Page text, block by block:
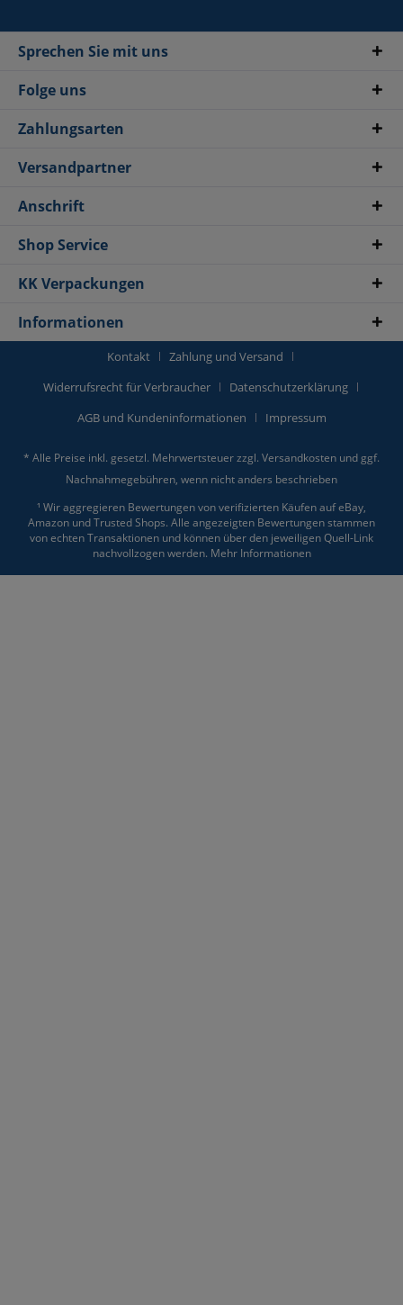
Sprechen Sie mit uns
Folge uns
Zahlungsarten
Versandpartner
Anschrift
Shop Service
KK Verpackungen
Informationen
Kontakt
Zahlung und Versand
Widerrufsrecht für Verbraucher
Datenschutzerklärung
AGB und Kundeninformationen
Impressum
* Alle Preise inkl. gesetzl. Mehrwertsteuer zzgl. Versandkosten und ggf.
Nachnahmegebühren, wenn nicht anders beschrieben
¹ Wir aggregieren Bewertungen von verifizierten Käufen auf eBay,
Amazon und Trusted Shops. Alle angezeigten Bewertungen stammen
von echten Transaktionen und können über den jeweiligen Quell-Link
nachvollzogen werden. Mehr Informationen